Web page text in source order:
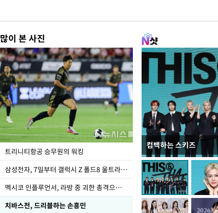
많이 본 사진
트리니티항공 승무원의 워킹
삼성전자, 7일부터 갤럭시 Z 폴드8 울트라·폴드8·플립8 출시
멕시코 인플루언서, 라방 중 괴한 총격으로 사망
치바스전, 드리블하는 손흥민
컴백하는 스키즈
입추 하루 앞둔 전남
폭염